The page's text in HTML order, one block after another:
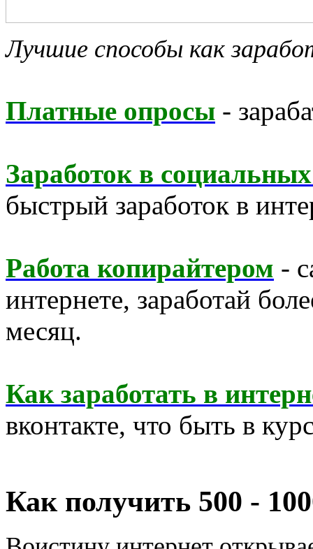
Лучшие способы как
Платные опросы -
Заработок в социальных
быстрый заработок в
Работа копирайтером -
интернете, заработай
месяц.
Как заработать в
вконтакте, что быть в
Как получить 500 -